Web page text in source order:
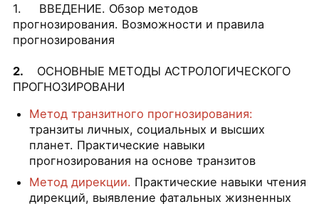
1. ВВЕДЕНИЕ. Обзор методов
прогнозирования. Возможности и правила
прогнозирования
2. ОСНОВНЫЕ МЕТОДЫ АСТРОЛОГИЧЕСКОГО
ПРОГНОЗИРОВАНИ
Метод транзитного прогнозирования:
транзиты личных, социальных и высших
планет. Практические навыки
прогнозирования на основе транзитов
Метод дирекции. Практические навыки чтения
дирекций, выявление фатальных жизненных